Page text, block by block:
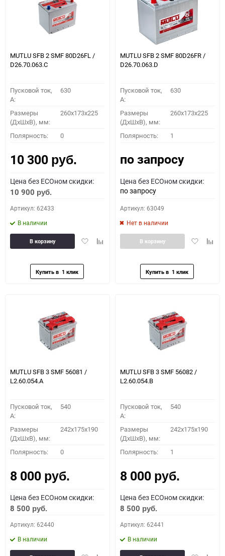
MUTLU SFB 2 SMF 80D26FL /
D26.70.063.C
Пусковой ток,
A:
630
Размеры
(ДхШхВ), мм:
260x173x225
Полярность: 0
10 300 руб.
Цена без ECOном скидки:
10 900 руб.
Артикул: 62433
В наличии
ДобавитьДобавить
В корзину
MUTLU SFB 2 SMF 80D26FR /
D26.70.063.D
Пусковой ток,
A:
630
Размеры
(ДхШхВ), мм:
260x173x225
Полярность: 1
по запросу
Цена без ECOном скидки:
по запросу
Артикул: 63049
Нет в наличии
Добавить
В корзину
MUTLU SFB 3 SMF 56081 /
L2.60.054.A
Пусковой ток,
A:
540
Размеры
(ДхШхВ), мм:
242x175x190
Полярность: 0
8 000 руб.
Цена без ECOном скидки:
8 500 руб.
Артикул: 62440
В наличии
MUTLU SFB 3 SMF 56082 /
L2.60.054.B
Пусковой ток,
A:
540
Размеры
(ДхШхВ), мм:
242x175x190
Полярность: 1
8 000 руб.
Цена без ECOном скидки:
8 500 руб.
Артикул: 62441
В наличии